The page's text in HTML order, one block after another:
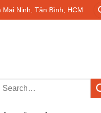
Ninh, Tân Bình, HCM